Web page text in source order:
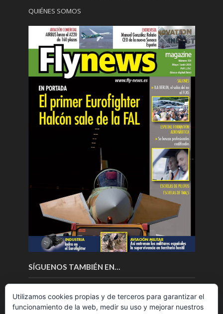
QUIÉNES SOMOS
SÍGUENOS TAMBIÉN EN…
Utilizamos cookies propias y de terceros para garantizar el
funcionamiento de la web, medir su uso y mejorar nuestros